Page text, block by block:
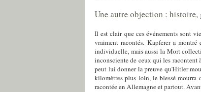
Une autre objection : histoire,
Il est clair que ces événements sont
vraiment racontés. Kapferer a
individuelle, mais aussi la Mort
inconsciente de ceux qui les
peut lui donner la preuve qu'Hitler
kilomètres plus loin, le blessé mourra
racontée en Allemagne et partout.